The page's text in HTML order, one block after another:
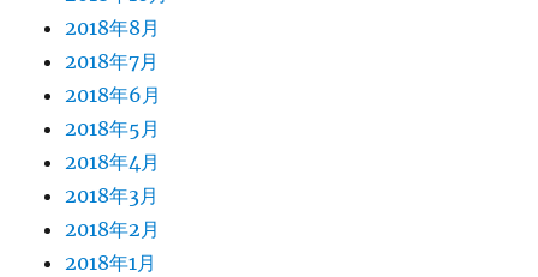
2018年8月
2018年7月
2018年6月
2018年5月
2018年4月
2018年3月
2018年2月
2018年1月